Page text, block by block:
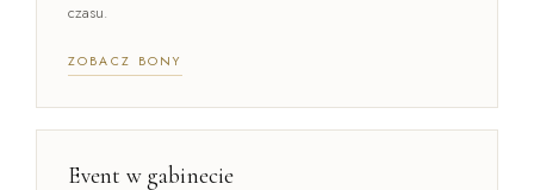
czasu.
ZOBACZ BONY
Event w gabinecie